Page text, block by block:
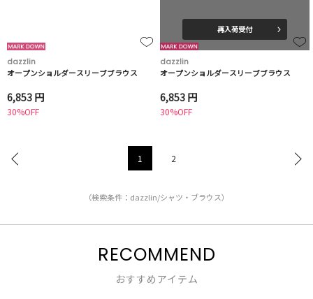
dazzlin
オープンショルダースリーブブラウス
6,853 円
30%OFF
再入荷受付
dazzlin
オープンショルダースリーブブラウス
6,853 円
30%OFF
1 2
（検索条件：dazzlin/シャツ・ブラウス）
RECOMMEND
おすすめアイテム